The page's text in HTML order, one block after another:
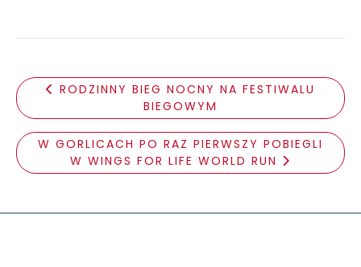
RODZINNY BIEG NOCNY NA FESTIWALU
BIEGOWYM
W GORLICACH PO RAZ PIERWSZY POBIEGLI
W WINGS FOR LIFE WORLD RUN